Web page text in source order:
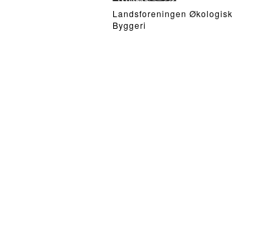
Landsforeningen Økologisk
Byggeri